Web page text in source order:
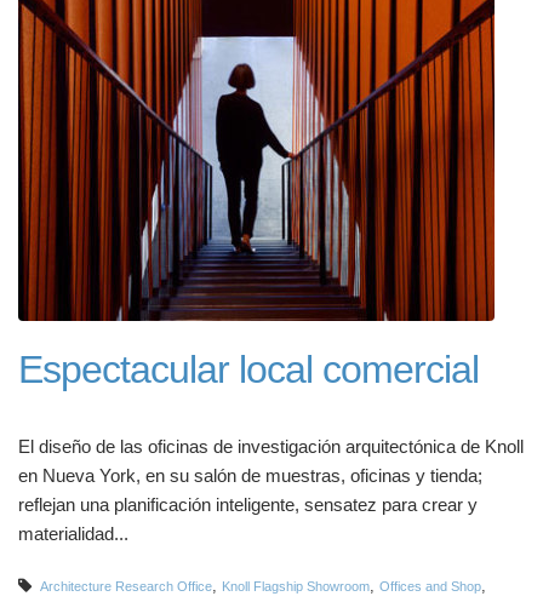
Espectacular local comercial
El diseño de las oficinas de investigación arquitectónica de Knoll
en Nueva York, en su salón de muestras, oficinas y tienda;
reflejan una planificación inteligente, sensatez para crear y
materialidad...
Architecture Research Office, Knoll Flagship Showroom, Offices and Shop,